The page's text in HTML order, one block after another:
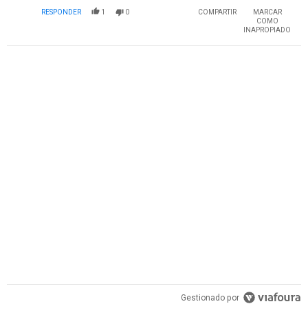
RESPONDER 1 0 COMPARTIR
MARCAR
COMO
INAPROPIADO
Gestionado por